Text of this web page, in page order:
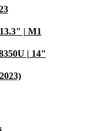
| M1
| 14"